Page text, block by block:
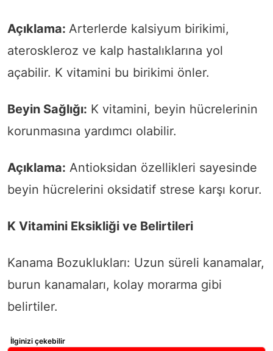
Açıklama: Arterlerde kalsiyum birikimi,
ateroskleroz ve kalp hastalıklarına yol
açabilir. K vitamini bu birikimi önler.
Beyin Sağlığı: K vitamini, beyin hücrelerinin
korunmasına yardımcı olabilir.
Açıklama: Antioksidan özellikleri sayesinde
beyin hücrelerini oksidatif strese karşı korur.
K Vitamini Eksikliği ve Belirtileri
Kanama Bozuklukları: Uzun süreli kanamalar,
burun kanamaları, kolay morarma gibi
belirtiler.
İlginizi çekebilir